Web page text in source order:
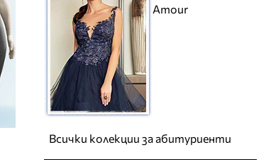
Amour
Всички колекции за абитуриенти